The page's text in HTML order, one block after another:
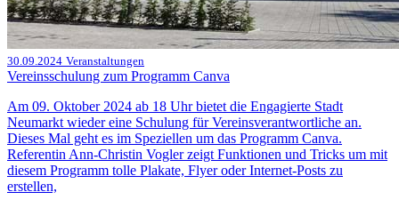
30.09.2024 Veranstaltungen
Vereinsschulung zum Programm Canva
Am 09. Oktober 2024 ab 18 Uhr bietet die Engagierte Stadt
Neumarkt wieder eine Schulung für Vereinsverantwortliche an.
Dieses Mal geht es im Speziellen um das Programm Canva.
Referentin Ann-Christin Vogler zeigt Funktionen und Tricks um mit
diesem Programm tolle Plakate, Flyer oder Internet-Posts zu
erstellen,